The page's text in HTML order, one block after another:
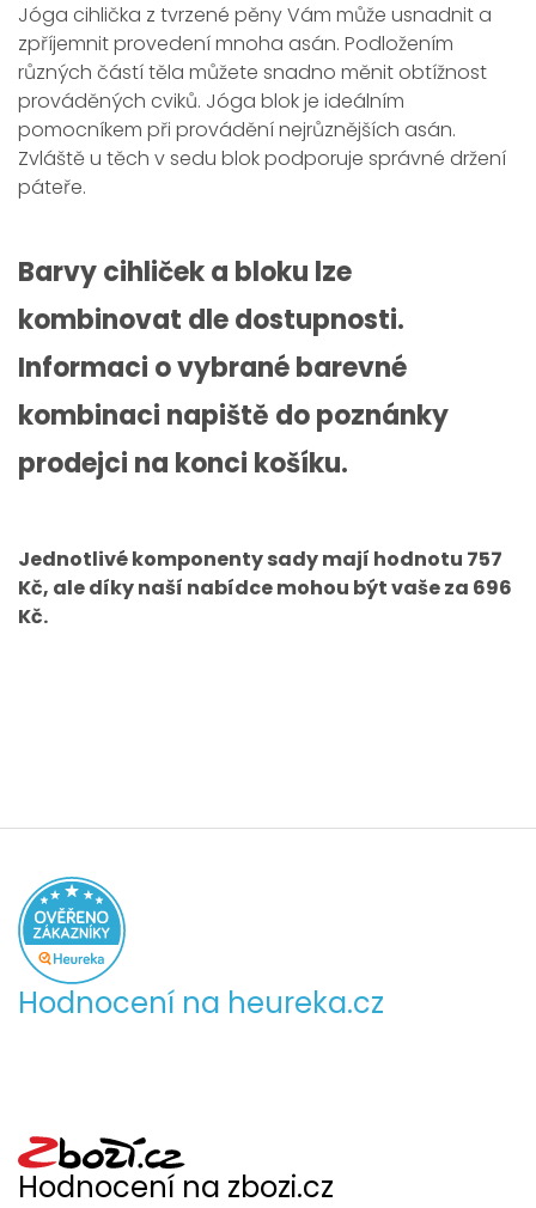
Jóga cihlička z tvrzené pěny Vám může usnadnit a
zpříjemnit provedení mnoha asán. Podložením
různých částí těla můžete snadno měnit obtížnost
prováděných cviků. Jóga blok je ideálním
pomocníkem při provádění nejrůznějších asán.
Zvláště u těch v sedu blok podporuje správné držení
páteře.
Barvy cihliček a bloku lze
kombinovat dle dostupnosti.
Informaci o vybrané barevné
kombinaci napiště do poznánky
prodejci na konci košíku.
Jednotlivé komponenty sady mají hodnotu 757
Kč, ale díky naší nabídce mohou být vaše za 696
Kč.
Hodnocení na heureka.cz
Hodnocení na zbozi.cz